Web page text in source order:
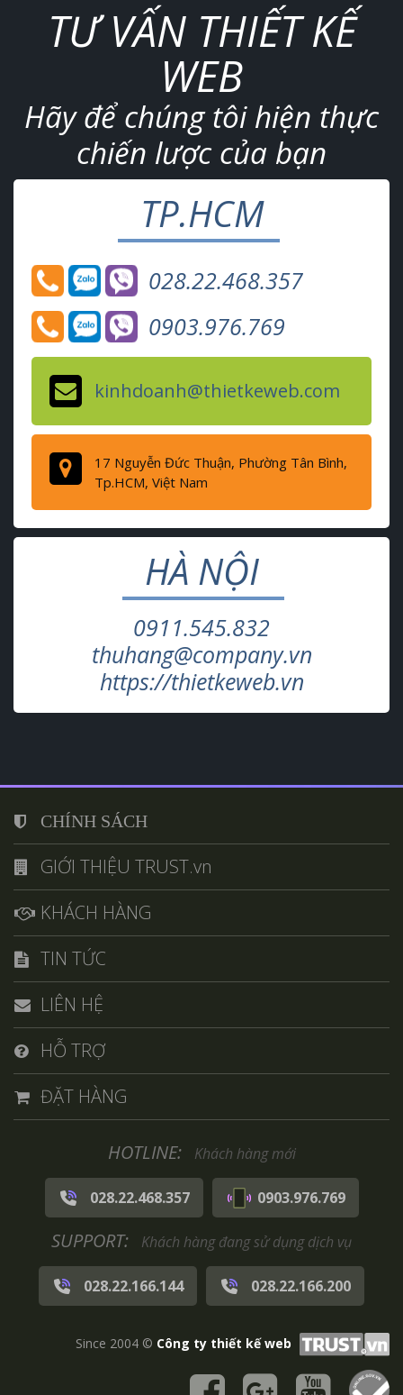
TƯ VẤN THIẾT KẾ
WEB
Hãy để chúng tôi hiện thực
chiến lược của bạn
TP.HCM
028.22.468.357
0903.976.769
kinhdoanh@thietkeweb.com
17 Nguyễn Đức Thuận, Phường Tân Bình,
Tp.HCM, Việt Nam
HÀ NỘI
0911.545.832
thuhang@company.vn
https://thietkeweb.vn
CHÍNH SÁCH
GIỚI THIỆU TRUST.vn
KHÁCH HÀNG
TIN TỨC
LIÊN HỆ
HỖ TRỢ
ĐẶT HÀNG
HOTLINE: Khách hàng mới
028.22.468.357 0903.976.769
SUPPORT: Khách hàng đang sử dụng dịch vụ
028.22.166.144 028.22.166.200
Since 2004 © Công ty thiết kế web